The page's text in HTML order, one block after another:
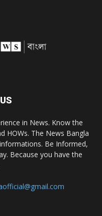
in News. Know the
HOWs. The News Bangla
Be Informed,
Because you have the